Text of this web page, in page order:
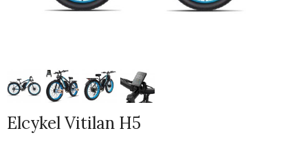
Elcykel Vitilan H5